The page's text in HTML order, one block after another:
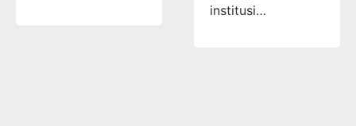
institusi…